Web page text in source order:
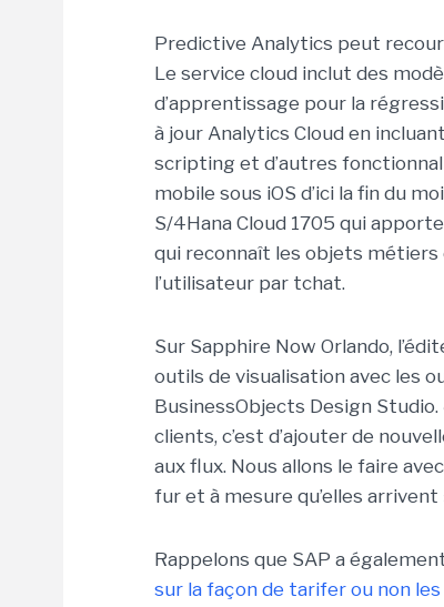
Predictive Analytics peut
Le service cloud inclut des
d’apprentissage pour la
à jour Analytics Cloud en
scripting et d’autres
mobile sous iOS d’ici la fin du
S/4Hana Cloud 1705 qui
qui reconnaît les objets
l’utilisateur par tchat.
Sur Sapphire Now Orlando,
outils de visualisation avec les
BusinessObjects Design Studio.
clients, c’est d’ajouter de
aux flux. Nous allons le faire
fur et à mesure qu’elles arrivent
Rappelons que SAP a
sur la façon de tarifer ou non